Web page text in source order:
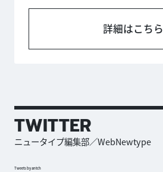
詳細はこちら
TWITTER
ニュータイプ編集部／WebNewtype
Tweets by antch